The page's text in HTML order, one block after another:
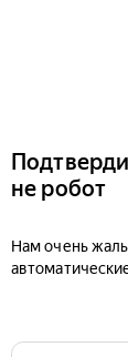
не робот
Нам очень